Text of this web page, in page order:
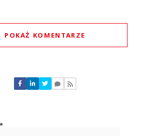
POKAŻ KOMENTARZE
Nie znaleziono komentarzy
swoje komentarze